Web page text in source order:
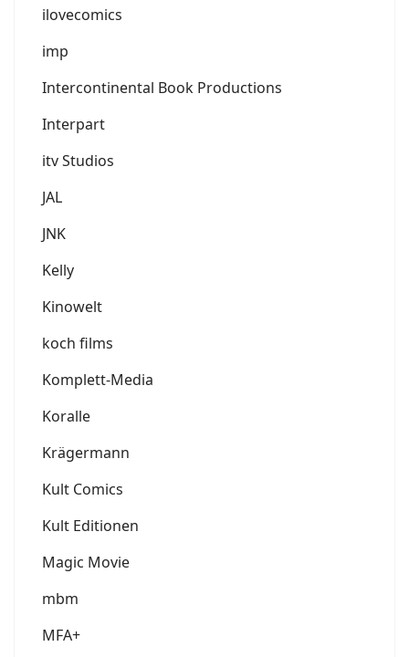
ilovecomics
imp
Intercontinental Book Productions
Interpart
itv Studios
JAL
JNK
Kelly
Kinowelt
koch films
Komplett-Media
Koralle
Krägermann
Kult Comics
Kult Editionen
Magic Movie
mbm
MFA+